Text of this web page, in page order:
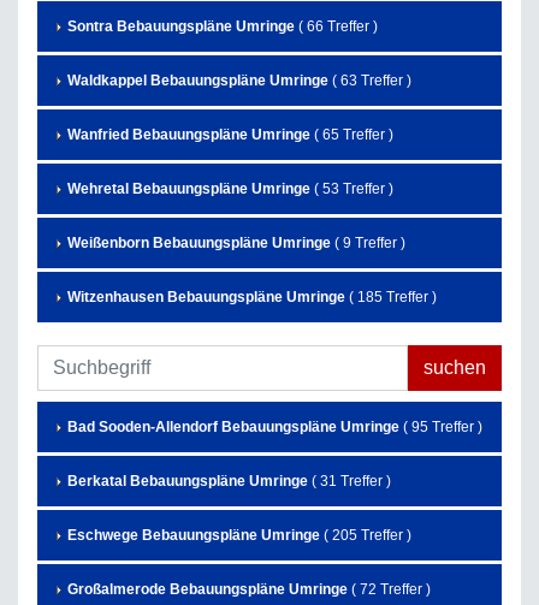
Sontra Bebauungspläne Umringe ( 66 Treffer )
Waldkappel Bebauungspläne Umringe ( 63 Treffer )
Wanfried Bebauungspläne Umringe ( 65 Treffer )
Wehretal Bebauungspläne Umringe ( 53 Treffer )
Weißenborn Bebauungspläne Umringe ( 9 Treffer )
Witzenhausen Bebauungspläne Umringe ( 185 Treffer )
Bad Sooden-Allendorf Bebauungspläne Umringe ( 95 Treffer )
Berkatal Bebauungspläne Umringe ( 31 Treffer )
Eschwege Bebauungspläne Umringe ( 205 Treffer )
Großalmerode Bebauungspläne Umringe ( 72 Treffer )